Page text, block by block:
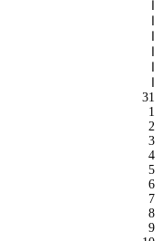
ا
ا
ا
ا
ا
ا
31
1
2
3
4
5
6
7
8
9